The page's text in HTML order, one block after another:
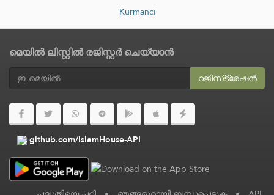
Kurmancî
മെയിൽ ലിസ്റ്റിൽ രജിസ്റ്റർ ചെയ്യാൻ
റജിസ്‌ട്രേഷൻ
github.com/IslamHouse-API